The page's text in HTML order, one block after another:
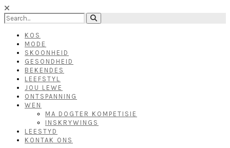
KOS
MODE
SKOONHEID
GESONDHEID
BEKENDES
LEEFSTYL
JOU LEWE
ONTSPANNING
WEN
MA DOGTER KOMPETISIE
INSKRYWINGS
LEESTYD
KONTAK ONS